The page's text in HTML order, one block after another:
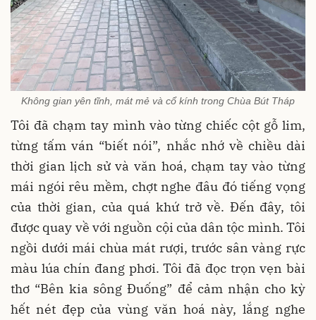
Không gian yên tĩnh, mát mẻ và cổ kính trong Chùa Bút Tháp
Tôi đã chạm tay mình vào từng chiếc cột gỗ lim,
từng tấm ván “biết nói”, nhắc nhớ về chiều dài
thời gian lịch sử và văn hoá, chạm tay vào từng
mái ngói rêu mềm, chợt nghe đâu đó tiếng vọng
của thời gian, của quá khứ trở về. Đến đây, tôi
được quay về với nguồn cội của dân tộc mình. Tôi
ngồi dưới mái chùa mát rượi, trước sân vàng rực
màu lúa chín đang phơi. Tôi đã đọc trọn vẹn bài
thơ “Bên kia sông Đuống” để cảm nhận cho kỳ
hết nét đẹp của vùng văn hoá này, lắng nghe